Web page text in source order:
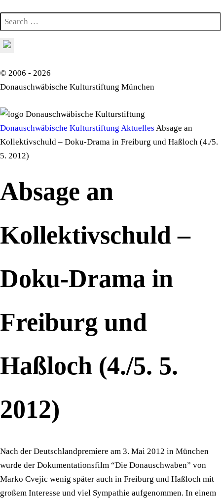
© 2006 - 2026
Donauschwäbische Kulturstiftung München
Donauschwäbische Kulturstiftung
Donauschwäbische Kulturstiftung Aktuelles Absage an
Kollektivschuld – Doku-Drama in Freiburg und Haßloch (4./5.
5. 2012)
Absage an
Kollektivschuld –
Doku-Drama in
Freiburg und
Haßloch (4./5. 5.
2012)
Nach der Deutschlandpremiere am 3. Mai 2012 in München
wurde der Dokumentationsfilm “Die Donauschwaben” von
Marko Cvejic wenig später auch in Freiburg und Haßloch mit
großem Interesse und viel Sympathie aufgenommen. In einem